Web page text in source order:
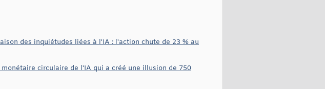
des inquiétudes liées à l'IA : l'action chute de 23 % au
circulaire de l'IA qui a créé une illusion de 750